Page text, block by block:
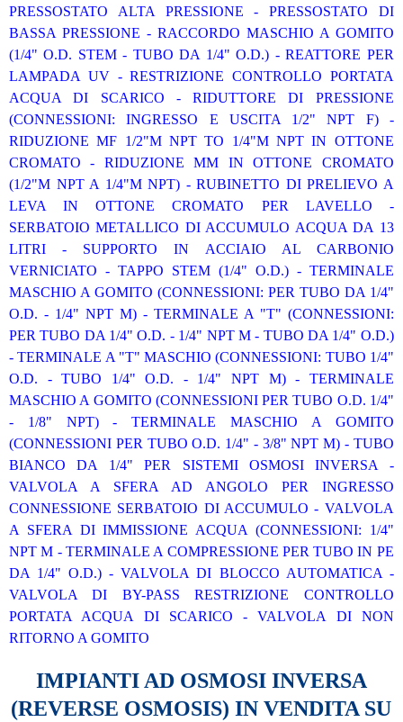
PRESSOSTATO ALTA PRESSIONE - PRESSOSTATO DI
BASSA PRESSIONE - RACCORDO MASCHIO A GOMITO
(1/4" O.D. STEM - TUBO DA 1/4" O.D.) - REATTORE PER
LAMPADA UV - RESTRIZIONE CONTROLLO PORTATA
ACQUA DI SCARICO - RIDUTTORE DI PRESSIONE
(CONNESSIONI: INGRESSO E USCITA 1/2" NPT F) -
RIDUZIONE MF 1/2"M NPT TO 1/4"M NPT IN OTTONE
CROMATO - RIDUZIONE MM IN OTTONE CROMATO
(1/2"M NPT A 1/4"M NPT) - RUBINETTO DI PRELIEVO A
LEVA IN OTTONE CROMATO PER LAVELLO -
SERBATOIO METALLICO DI ACCUMULO ACQUA DA 13
LITRI - SUPPORTO IN ACCIAIO AL CARBONIO
VERNICIATO - TAPPO STEM (1/4" O.D.) - TERMINALE
MASCHIO A GOMITO (CONNESSIONI: PER TUBO DA 1/4"
O.D. - 1/4" NPT M) - TERMINALE A "T" (CONNESSIONI:
PER TUBO DA 1/4" O.D. - 1/4" NPT M - TUBO DA 1/4" O.D.)
- TERMINALE A "T" MASCHIO (CONNESSIONI: TUBO 1/4"
O.D. - TUBO 1/4" O.D. - 1/4" NPT M) - TERMINALE
MASCHIO A GOMITO (CONNESSIONI PER TUBO O.D. 1/4"
- 1/8" NPT) - TERMINALE MASCHIO A GOMITO
(CONNESSIONI PER TUBO O.D. 1/4" - 3/8" NPT M) - TUBO
BIANCO DA 1/4" PER SISTEMI OSMOSI INVERSA -
VALVOLA A SFERA AD ANGOLO PER INGRESSO
CONNESSIONE SERBATOIO DI ACCUMULO - VALVOLA
A SFERA DI IMMISSIONE ACQUA (CONNESSIONI: 1/4"
NPT M - TERMINALE A COMPRESSIONE PER TUBO IN PE
DA 1/4" O.D.) - VALVOLA DI BLOCCO AUTOMATICA -
VALVOLA DI BY-PASS RESTRIZIONE CONTROLLO
PORTATA ACQUA DI SCARICO - VALVOLA DI NON
RITORNO A GOMITO
IMPIANTI AD OSMOSI INVERSA
(REVERSE OSMOSIS) IN VENDITA SU